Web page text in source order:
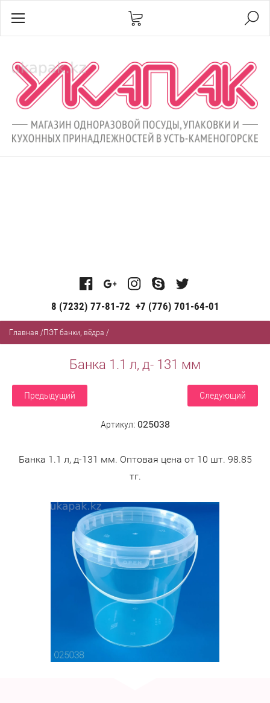
8 (7232) 77-81-72 +7 (776) 701-64-01
Главная /ПЭТ банки, вёдра /
Банка 1.1 л, д- 131 мм
Предыдущий Следующий
Артикул:025038
Банка 1.1 л, д-131 мм. Оптовая цена от 10 шт. 98.85
тг.